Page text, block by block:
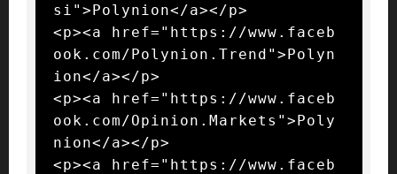
si">Polynion</a></p>
<p><a href="https://www.faceb
ook.com/Polynion.Trend">Polyn
ion</a></p>
<p><a href="https://www.faceb
ook.com/Opinion.Markets">Poly
nion</a></p>
<p><a href="https://www.faceb